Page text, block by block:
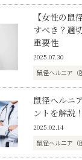
【女性の鼠
すべき？適
重要性
2025.07.30
鼠径ヘルニア（
鼠径ヘルニ
ントを解説！
2025.02.14
鼠径ヘルニア（